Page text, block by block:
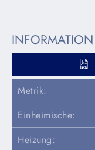
INFORMATION
Metrik:
Einheimische:
Heizung: